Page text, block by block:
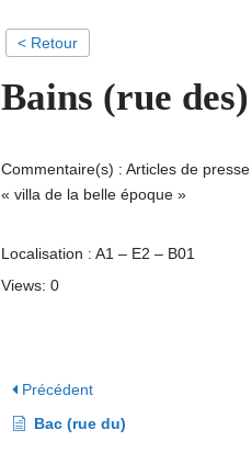
< Retour
Bains (rue des)
Commentaire(s) : Articles de
« villa de la belle époque »
Localisation : A1 – E2 – B01
Views: 0
Précédent
Bac (rue du)